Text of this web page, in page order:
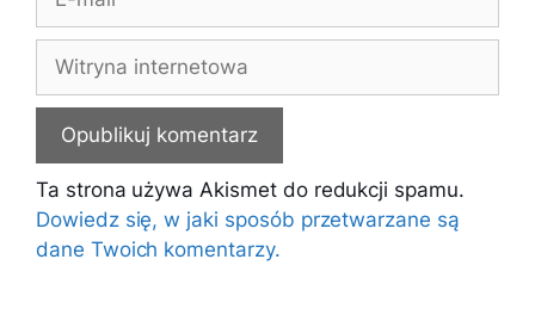
Witryna
internetowa
Ta strona używa Akismet do redukcji spamu.
Dowiedz się, w jaki sposób przetwarzane są
dane Twoich komentarzy.